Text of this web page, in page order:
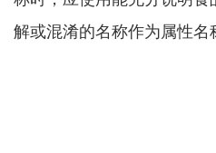
解或混淆的名称作为属性名